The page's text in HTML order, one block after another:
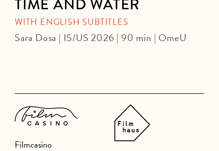
TIME AND WATER
WITH ENGLISH SUBTITLES
Sara Dosa | IS/US 2026 | 90 min | OmeU
Filmcasino